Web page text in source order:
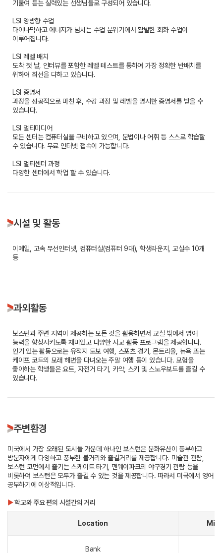
기울여 듣는 실력있는 선생님들로 구성되어 있습니다.
LSI 양방향 수업
다이나믹하고 에너지가 넘치는 수업 분위기에서 활발한 회화 수업이
이루어집니다.
LSI 레벨 배치
도착 첫 날, 인터뷰를 포함한 레벨 테스트를 통하여 가장 정확한 반배치를
위하여 최선을 다하고 있습니다.
LSI 증명서
과정을 성공적으로 마친 후, 수강 과정 및 레벨을 명시한 증명서를 받을 수
있습니다.
LSI 멀티미디어
모든 센터는 컴퓨터실을 구비하고 있으며, 문법이나 어휘 등 스스로 학습할
수 있습니다. 무료 인터넷 접속이 가능합니다.
LSI 멀티센터 과정
다양한 센터에서 학업 할 수 있습니다.
시설 및 활동
이메일, 고속 무선인터넷, 컴퓨터실(컴퓨터 9대), 학생라운지, 교실수 10개
등
과외활동
보스턴과 주변 지역이 제공하는 모든 것을 활용하면서 교실 밖에서 영어
능력을 향상시키도록 재미있고 다양한 사교 활동 프로그램을 제공합니다.
인기 있는 활동으로는 유적지 도보 여행, 스포츠 경기, 몬트리올, 뉴욕 또는
케이프 코드의 모래 해변을 다녀오는 주말 여행 등이 있습니다. 모험을
좋아하는 학생들은 요트, 자전거 타기, 카약, 스키 및 스노우보드를 즐길 수
있습니다.
주변환경
미국에서 가장 오래된 도시들 가운데 하나인 보스턴은 문화유산이 풍부하고
방문자에게 다양하고 풍부한 볼거리와 즐길거리를 제공합니다. 미술관 관람,
보스턴 코먼에서 즐기는 스케이트 타기, 펜웨이파크의 야구경기 관람 등을
비롯하여 보스턴은 모두가 즐길 수 있는 것을 제공합니다. 따라서 미국에서 영어
공부하기에 이상적입니다.
▶학교와 주요 편의 시설간의 거리
Location
Bank